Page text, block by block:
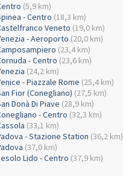
(5,9 km)
- Centro (18,3 km)
Veneto (19,0 km)
- Aeroporto (20,0 km)
(23,4 km)
- Centro (23,6 km)
(24,2 km)
- Piazzale Rome (25,4 km)
Fior (Conegliano) (27,5 km)
Donà Di Piave (28,9 km)
- Centro (32,3 km)
(33,1 km)
- Stazione Station (36,2 km)
(37,0 km)
Lido - Centro (37,9 km)